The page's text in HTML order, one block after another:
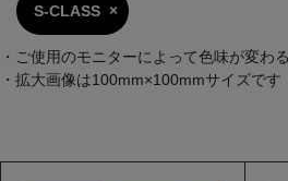
S-CLASS
・ご使用のモニターによって色味が変わ
・拡大画像は100mm×100mmサイズです